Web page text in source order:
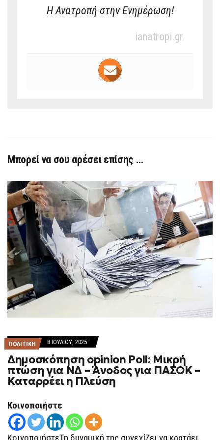
Η Ανατροπή στην Ενημέρωση!
ianatropi.gr
Μπορεί να σου αρέσει επίσης …
ΠΟΛΙΤΙΚΗ 8 ΙΟΥΛΊΟΥ, 2025
Δημοσκόπηση opinion Poll: Μικρή
πτώση για ΝΔ – Άνοδος για ΠΑΣΟΚ –
Καταρρέει η Πλεύση
Κοινοποιήστε